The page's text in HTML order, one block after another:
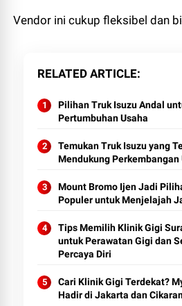
Vendor ini cukup fleksibel dan
RELATED ARTICLE
Pilihan Truk Isuzu Andal
Pertumbuhan Usaha
Temukan Truk Isuzu yang
Mendukung Perkembangan
Mount Bromo Ijen Jadi
Populer untuk Menjelajah
Tips Memilih Klinik Gigi
untuk Perawatan Gigi dan
Percaya Diri
Cari Klinik Gigi Terdekat?
Hadir di Jakarta dan